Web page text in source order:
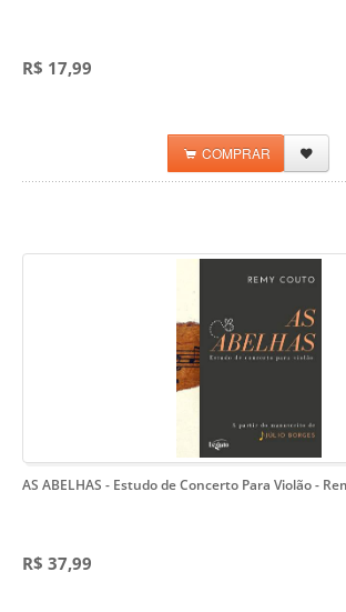
R$ 17,99
COMPRAR
AS ABELHAS - Estudo de Concerto Para Violão -
R$ 37,99